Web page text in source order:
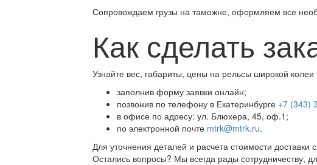
Сопровождаем грузы на таможне, оформляем все
Как сделать
Узнайте вес, габариты, цены на рельсы широкой
заполнив форму заявки онлайн;
позвонив по телефону в Екатеринбурге +7 (343)
в офисе по адресу: ул. Блюхера, 45, оф.1;
по электронной почте mtrk@mtrk.ru.
Для уточнения деталей и расчета стоимости
Остались вопросы? Мы всегда рады сотрудничеству,